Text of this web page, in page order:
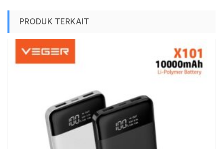
PRODUK TERKAIT